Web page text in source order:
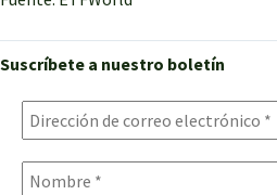
Suscríbete a nuestro boletín